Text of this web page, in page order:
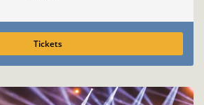
Tickets